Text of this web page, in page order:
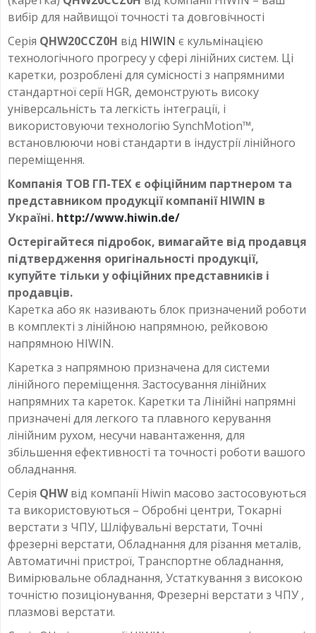
QHR20R_H
вибір для найвищої точності та довговічності
Серія QHW20CCZ0H від HIWIN є кульмінацією
технологічного прогресу у сфері лінійних систем. Ці
каретки, розроблені для сумісності з напрямними
стандартної серії HGR, демонструють високу
універсальність та легкість інтеграції, і
використовуючи технологію SynchMotion™,
встановлюючи нові стандарти в індустрії лінійного
переміщення.
Компанія ТОВ ГП-ТЕХ є офіційним партнером та
представником продукції компанії HIWIN в
Україні. http://www.hiwin.de/
Остерігайтеся підробок, вимагайте від продавця
підтвердження оригінальності продукції,
купуйте тільки у офіційних представників і
продавців.
Каретка або як називають блок призначений роботи
в комплекті з лінійною напрямною, рейковою
напрямною HIWIN.
Каретка з напрямною призначена для системи
лінійного переміщення. Застосування лінійних
напрямних та кареток. Каретки та Лінійні напрямні
призначені для легкого та плавного керування
лінійним рухом, несучи навантаження, для
збільшення ефективності та точності роботи вашого
обладнання.
Серія QHWвід компанії Hiwin масово застосовуються
та використовуються – Обробні центри, Токарні
верстати з ЧПУ, Шліфувальні верстати, Точні
фрезерні верстати, Обладнання для різання металів,
Автоматичні пристрої, Транспортне обладнання,
Вимірювальне обладнання, Устаткування з високою
точністю позиціонування, Фрезерні верстати з ЧПУ ,
плазмові верстати.